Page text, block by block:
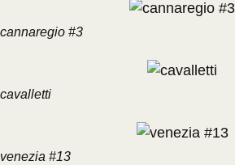
cannaregio #3
cavalletti
venezia #13